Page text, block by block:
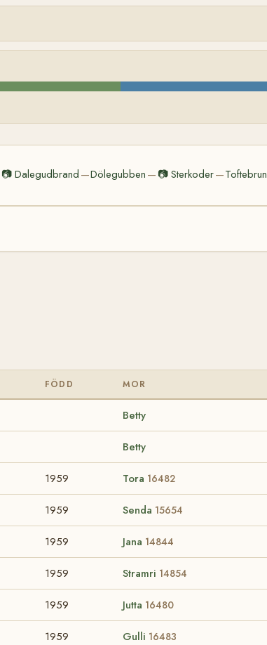
📷Dalegudbrand —Dölegubben — 📷Sterkoder—Toftebrun
FÖDD MOR
Betty
Betty
1959 Tora 16482
1959 Senda 15654
1959 Jana 14844
1959 Stramri 14854
1959 Jutta 16480
1959 Gulli 16483